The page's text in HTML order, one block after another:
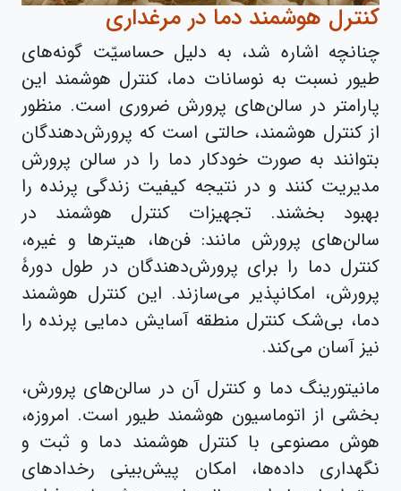
کنترل هوشمند دما در مرغداری
چنانچه اشاره شد، به دلیل حساسیّت گونه‌های
طیور نسبت به نوسانات دما، کنترل هوشمند این
پارامتر در سالن‌های پرورش ضروری است. منظور
از کنترل هوشمند، حالتی است که پرورش‌دهندگان
بتوانند به صورت خودکار دما را در سالن پرورش
مدیریت کنند و در نتیجه کیفیت زندگی پرنده را
بهبود بخشند. تجهیزات کنترل هوشمند در
سالن‌های پرورش مانند: فن‌ها، هیترها و غیره،
کنترل دما را برای پرورش‌دهندگان در طول دورۀ
پرورش، امکانپذیر می‌سازند. این کنترل هوشمند
دما، بی‌شک کنترل منطقه آسایش دمایی پرنده را
نیز آسان می‌کند.
مانیتورینگ دما و کنترل آن در سالن‌های پرورش،
بخشی از اتوماسیون هوشمند طیور است. امروزه،
هوش مصنوعی با کنترل هوشمند دما و ثبت و
نگهداری داده‌ها، امکان پیش‌بینی رخدادهای